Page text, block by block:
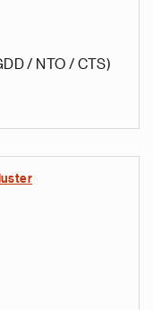
/ NTO / CTS)